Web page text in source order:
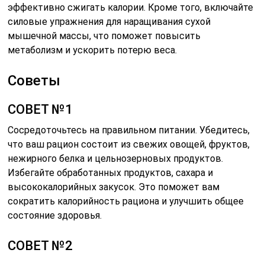
эффективно сжигать калории. Кроме того, включайте
силовые упражнения для наращивания сухой
мышечной массы, что поможет повысить
метаболизм и ускорить потерю веса.
Советы
СОВЕТ №1
Сосредоточьтесь на правильном питании. Убедитесь,
что ваш рацион состоит из свежих овощей, фруктов,
нежирного белка и цельнозерновых продуктов.
Избегайте обработанных продуктов, сахара и
высококалорийных закусок. Это поможет вам
сократить калорийность рациона и улучшить общее
состояние здоровья.
СОВЕТ №2